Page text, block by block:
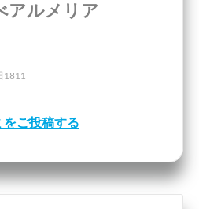
アルメリア
1811
をご投稿する